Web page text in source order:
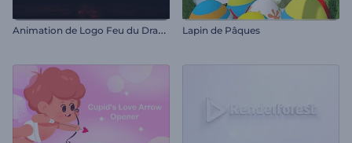
A
nimation de Logo Feu du Dragon Lapin de Pâques